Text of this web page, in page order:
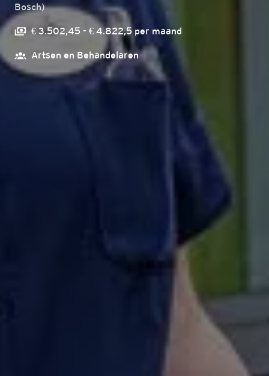
Bosch)
€ 3.502,45 - € 4.822,5 per maand
Artsen en Behandelaren